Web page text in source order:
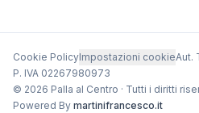
Cookie PolicyImpostazioni cookieAut.
P. IVA 02267980973
© 2026 Palla al Centro · Tutti i diritti
Powered By martinifrancesco.it